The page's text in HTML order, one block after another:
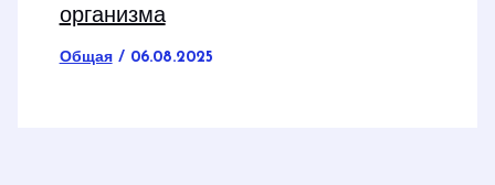
организма
Общая/ 06.08.2025